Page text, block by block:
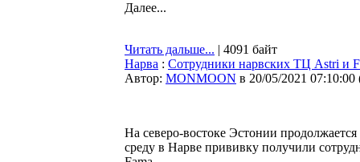
Далее...
Читать дальше... | 4091 байт
Нарва : Сотрудники нарвских ТЦ Astri и
Автор: MONMOON в 20/05/2021 07:10:00
На северо-востоке Эстонии
среду в Нарве прививку получили